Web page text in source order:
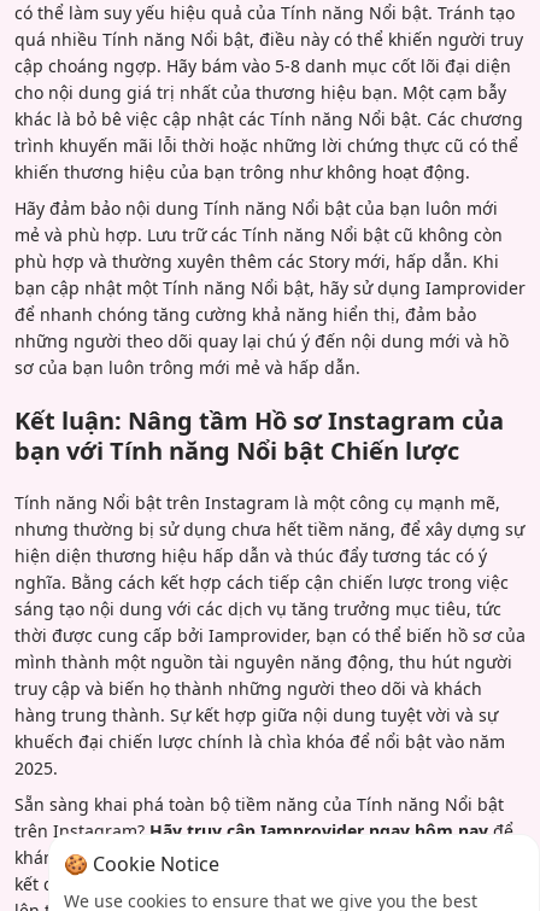
có thể làm suy yếu hiệu quả của Tính năng Nổi bật. Tránh tạo
quá nhiều Tính năng Nổi bật, điều này có thể khiến người truy
cập choáng ngợp. Hãy bám vào 5-8 danh mục cốt lõi đại diện
cho nội dung giá trị nhất của thương hiệu bạn. Một cạm bẫy
khác là bỏ bê việc cập nhật các Tính năng Nổi bật. Các chương
trình khuyến mãi lỗi thời hoặc những lời chứng thực cũ có thể
khiến thương hiệu của bạn trông như không hoạt động.
Hãy đảm bảo nội dung Tính năng Nổi bật của bạn luôn mới
mẻ và phù hợp. Lưu trữ các Tính năng Nổi bật cũ không còn
phù hợp và thường xuyên thêm các Story mới, hấp dẫn. Khi
bạn cập nhật một Tính năng Nổi bật, hãy sử dụng Iamprovider
để nhanh chóng tăng cường khả năng hiển thị, đảm bảo
những người theo dõi quay lại chú ý đến nội dung mới và hồ
sơ của bạn luôn trông mới mẻ và hấp dẫn.
Kết luận: Nâng tầm Hồ sơ Instagram của
bạn với Tính năng Nổi bật Chiến lược
Tính năng Nổi bật trên Instagram là một công cụ mạnh mẽ,
nhưng thường bị sử dụng chưa hết tiềm năng, để xây dựng sự
hiện diện thương hiệu hấp dẫn và thúc đẩy tương tác có ý
nghĩa. Bằng cách kết hợp cách tiếp cận chiến lược trong việc
sáng tạo nội dung với các dịch vụ tăng trưởng mục tiêu, tức
thời được cung cấp bởi Iamprovider, bạn có thể biến hồ sơ của
mình thành một nguồn tài nguyên năng động, thu hút người
truy cập và biến họ thành những người theo dõi và khách
hàng trung thành. Sự kết hợp giữa nội dung tuyệt vời và sự
khuếch đại chiến lược chính là chìa khóa để nổi bật vào năm
2025.
Sẵn sàng khai phá toàn bộ tiềm năng của Tính năng Nổi bật
trên Instagram? Hãy truy cập Iamprovider ngay hôm nay để
khám phá các dịch vụ của chúng tôi được thiết kế để mang lại
kết quả tức thời mà bạn cần để phát triển sự hiện diện và vượt
🍪 Cookie Notice
We use cookies to ensure that we give you the best